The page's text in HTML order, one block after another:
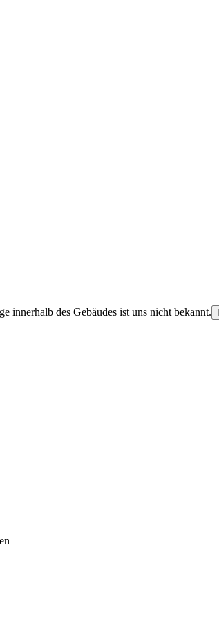
innerhalb des Gebäudes ist uns nicht bekannt.